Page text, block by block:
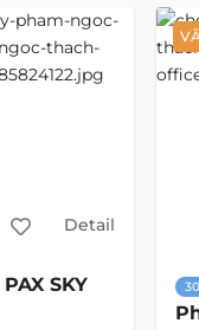
Detail
PAX SKY